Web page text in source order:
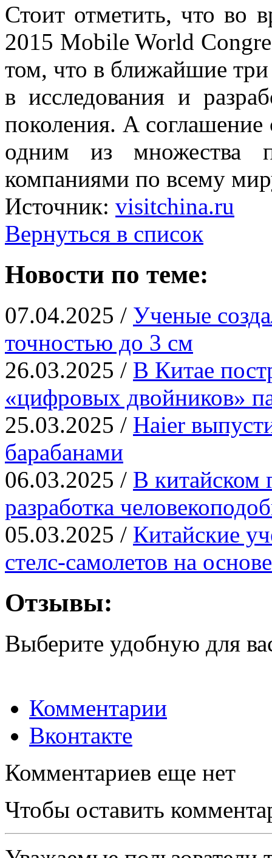
Стоит отметить, что во
2015 Mobile World
том, что в ближайшие
в исследования и
поколения. А
одним из множества
компаниями по всему
Источник: visitchina.ru
Вернуться в список
Новости по теме:
07.04.2025 / Ученые
точностью до 3 см
26.03.2025 / В Китае
«цифровых двойников»
25.03.2025 / Haier
барабанами
06.03.2025 / В китайском
разработка
05.03.2025 / Китайские
стелс-самолетов на
Отзывы:
Выберите удобную для
Комментарии
Вконтакте
Комментариев еще нет
Чтобы оставить